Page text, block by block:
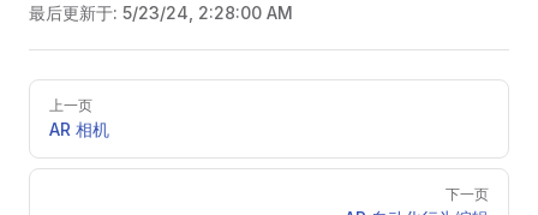
最后更新于: 5/23/24, 2:28:00 AM
Pager上一页
AR 相机
下一页